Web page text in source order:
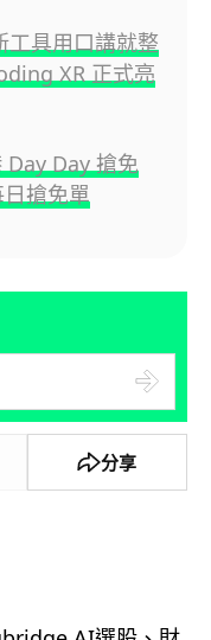
具用口講就整
XR 正式亮
Day 搶免
搶免單
分享